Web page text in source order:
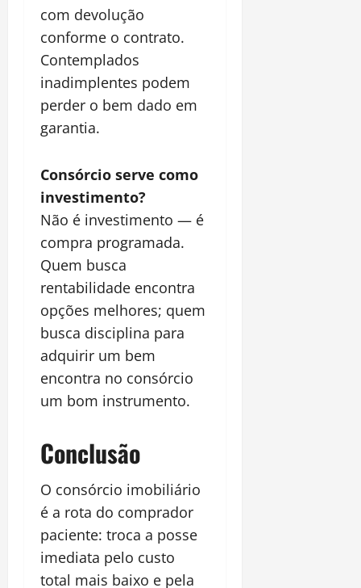
com devolução
conforme o contrato.
Contemplados
inadimplentes podem
perder o bem dado em
garantia.
Consórcio serve como
investimento?
Não é investimento — é
compra programada.
Quem busca
rentabilidade encontra
opções melhores; quem
busca disciplina para
adquirir um bem
encontra no consórcio
um bom instrumento.
Conclusão
O consórcio imobiliário
é a rota do comprador
paciente: troca a posse
imediata pelo custo
total mais baixo e pela